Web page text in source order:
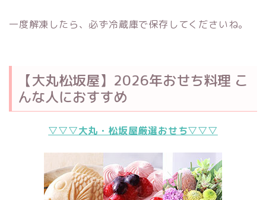
一度解凍したら、必ず冷蔵庫で保存してくださいね。
【大丸松坂屋】2026年おせち料理 こ
んな人におすすめ
▽▽▽大丸・松坂屋厳選おせち▽▽▽